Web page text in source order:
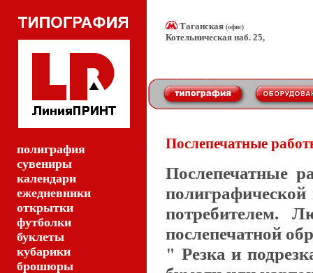
полиграфия
сувениры
календари
ежедневники
открытки
футболки
буклеты
кубарики
брошюры
Таганская (офис)
Котельническая наб. 25,
Послепечатные
Послепечатные
потребителем.
послепечатной
" Резка и